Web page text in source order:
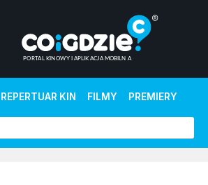
REPERTUAR KIN FILMY PREMIERY